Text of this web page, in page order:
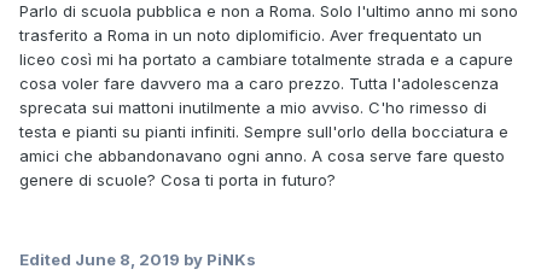
Parlo di scuola pubblica e non a Roma. Solo l'ultimo anno mi sono
trasferito a Roma in un noto diplomificio. Aver frequentato un
liceo così mi ha portato a cambiare totalmente strada e a capure
cosa voler fare davvero ma a caro prezzo. Tutta l'adolescenza
sprecata sui mattoni inutilmente a mio avviso. C'ho rimesso di
testa e pianti su pianti infiniti. Sempre sull'orlo della bocciatura e
amici che abbandonavano ogni anno. A cosa serve fare questo
genere di scuole? Cosa ti porta in futuro?
Edited June 8, 2019 by PiNKs